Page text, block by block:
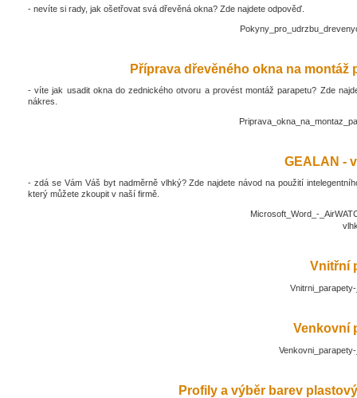
- nevíte si rady, jak ošetřovat svá dřevěná okna? Zde najdete odpověď.
Příprava dřevěného okna na montáž
- víte jak usadit okna do zednického otvoru a provést montáž parapetu? Zde
nákres.
GEALAN -
- zdá se Vám Váš byt nadměrně vlhký? Zde najdete návod na použití
který můžete zkoupit v naší firmě.
Microsoft_Word_-
Vnitřní
Venkovní
Profily a výběr barev